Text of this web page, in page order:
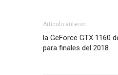
Artículo anterior
la GeForce GTX 1160
para finales del 2018